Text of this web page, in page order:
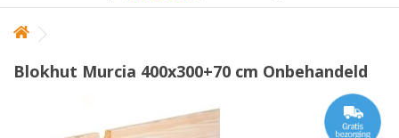
Blokhut Murcia 400x300+70 cm Onbehandeld